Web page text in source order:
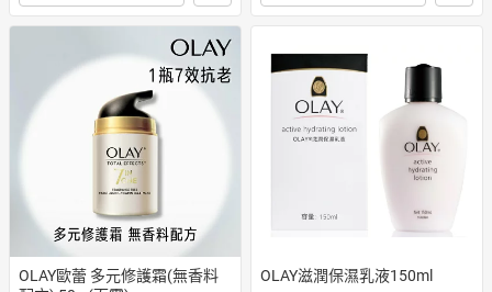
OLAY歐蕾 多元修護霜(無香料
OLAY滋潤保濕乳液150ml